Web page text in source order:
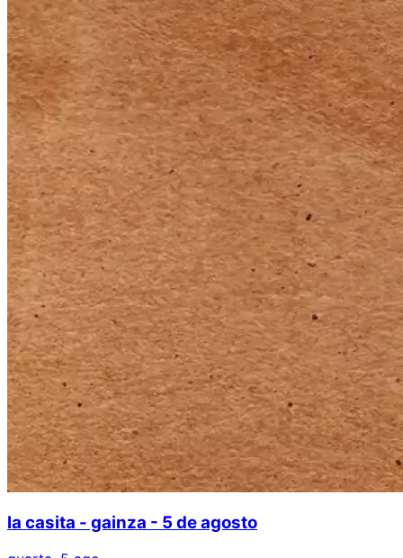
la casita - gainza - 5 de agosto